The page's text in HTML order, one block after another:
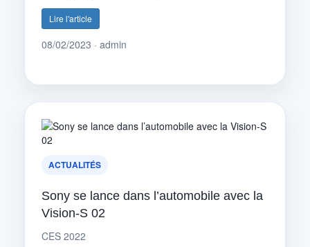
Lire l'article
08/02/2023 · admin
ACTUALITÉS
Sony se lance dans l’automobile avec la
Vision-S 02
CES 2022